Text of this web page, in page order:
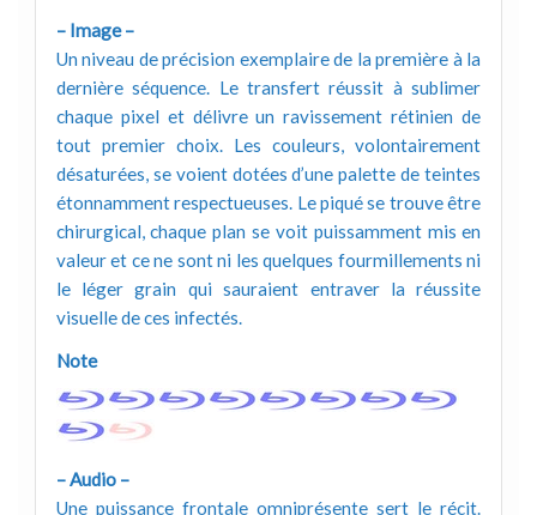
– Image –
Un niveau de précision exemplaire de la première à la
dernière séquence. Le transfert réussit à sublimer
chaque pixel et délivre un ravissement rétinien de
tout premier choix. Les couleurs, volontairement
désaturées, se voient dotées d’une palette de teintes
étonnamment respectueuses. Le piqué se trouve être
chirurgical, chaque plan se voit puissamment mis en
valeur et ce ne sont ni les quelques fourmillements ni
le léger grain qui sauraient entraver la réussite
visuelle de ces infectés.
Note
– Audio –
Une puissance frontale omniprésente sert le récit.